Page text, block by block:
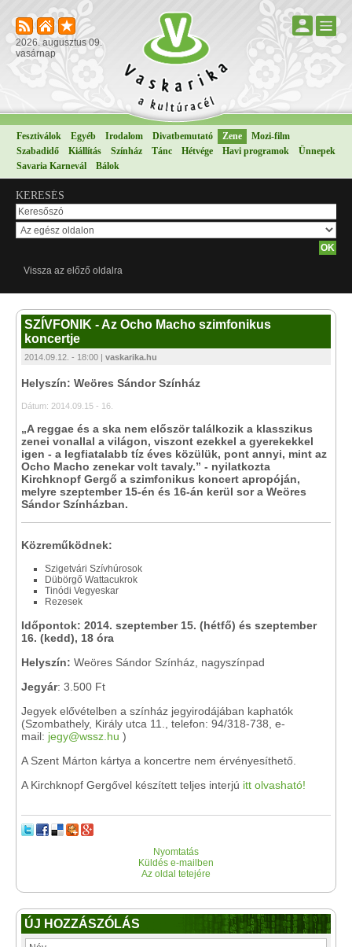
2026. augusztus 09.
vasárnap
Fesztiválok Egyéb Irodalom Divatbemutató Zene
Mozi-film
Szabadidő
Kiállítás Színház Tánc Hétvége Havi programok
Ünnepek
Savaria Karnevál
Bálok
KERESÉS
Vissza az előző oldalra
SZÍVFONIK - Az Ocho Macho szimfonikus
koncertje
2014.09.12. - 18:00 | vaskarika.hu
Helyszín: Weöres Sándor Színház
Dátum: 2014.09.15 - 16.
„A reggae és a ska nem először találkozik a klasszikus
zenei vonallal a világon, viszont ezekkel a gyerekekkel
igen - a legfiatalabb tíz éves közülük, pont annyi, mint az
Ocho Macho zenekar volt tavaly.” - nyilatkozta
Kirchknopf Gergő a szimfonikus koncert apropóján,
melyre szeptember 15-én és 16-án kerül sor a Weöres
Sándor Színházban.
Közreműködnek:
Szigetvári Szívhúrosok
Dübörgő Wattacukrok
Tinódi Vegyeskar
Rezesek
Időpontok: 2014. szeptember 15. (hétfő) és szeptember
16. (kedd), 18 óra
Helyszín: Weöres Sándor Színház, nagyszínpad
Jegyár: 3.500 Ft
Jegyek elővételben a színház jegyirodájában kaphatók
(Szombathely, Király utca 11., telefon: 94/318-738, e-
mail: jegy@wssz.hu )
A Szent Márton kártya a koncertre nem érvényesíthető.
A Kirchknopf Gergővel készített teljes interjú itt olvasható!
Nyomtatás
Küldés e-mailben
Az oldal tetejére
ÚJ HOZZÁSZÓLÁS